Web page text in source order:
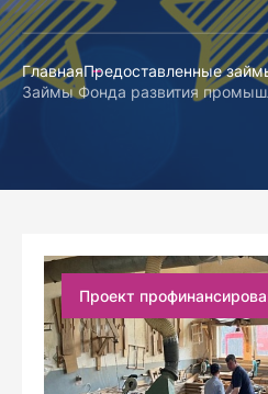
ГлавнаяПредоставленные
Займы Фонда развития
Проект